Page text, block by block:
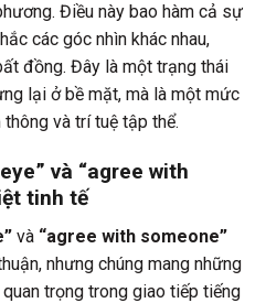
Điều này bao hàm cả sự
các góc nhìn khác nhau,
đồng. Đây là một trạng thái
lại ở bề mặt, mà là một mức
và trí tuệ tập thể.
và “agree with
tinh tế
và “agree with someone”
nhưng chúng mang những
trọng trong giao tiếp tiếng